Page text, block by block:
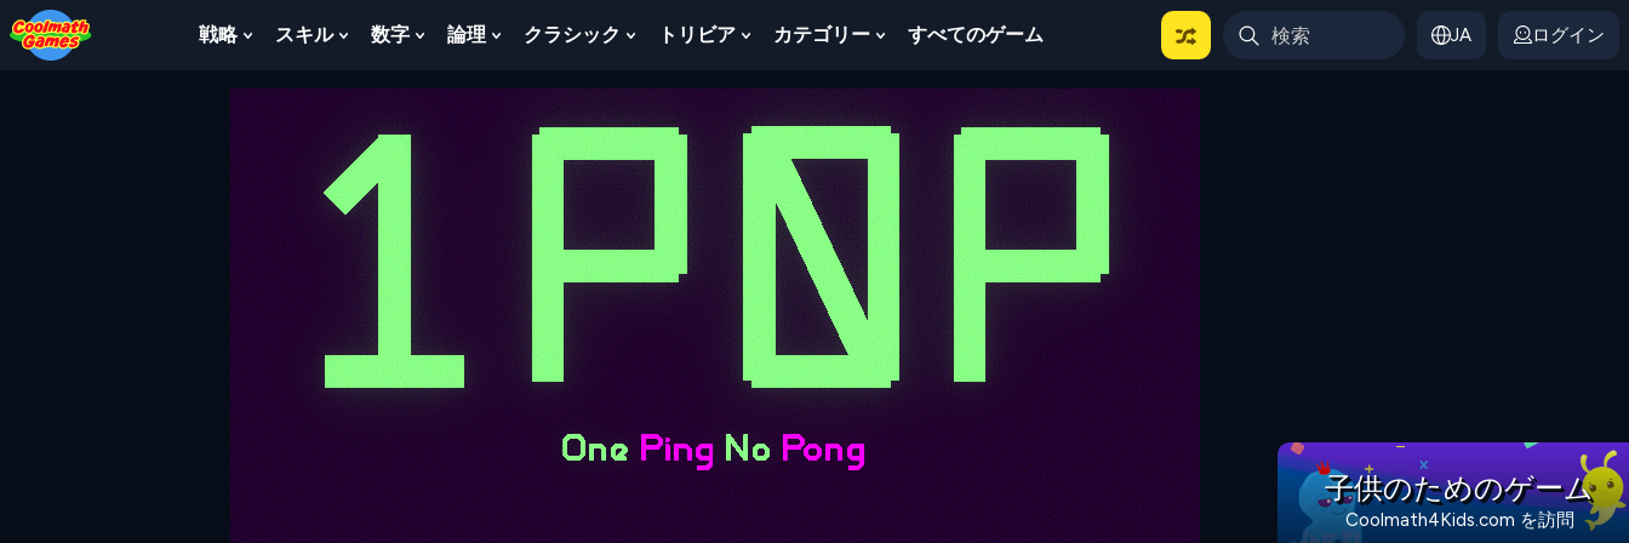
Skip
to
Top
Skip
to
Navigation
Skip
to
Main
Skip
to
Footer
戦略 Show
For
戦
略
スキル Show
For
ス
キ
ル
数字 Show
For
数
字
論理 Show
For
論
理
クラシック
Show
For
ク
ラ
シ
ッ
ク
トリビア Show
For
ト
リ
カテゴリー Show
For
カ
テ
リ
すべてのゲーム JA ログイン
子供のためのゲーム
Coolmath4Kids.com を訪問